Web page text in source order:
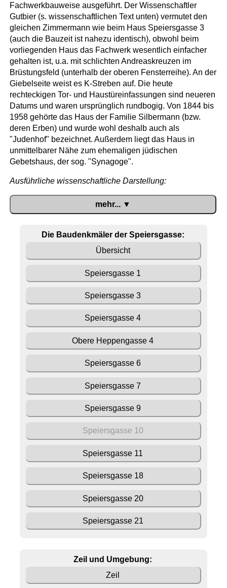
Fachwerkbauweise ausgeführt. Der Wissenschaftler
Gutbier (s. wissenschaftlichen Text unten) vermutet den
gleichen Zimmermann wie beim Haus Speiersgasse 3
(auch die Bauzeit ist nahezu identisch), obwohl beim
vorliegenden Haus das Fachwerk wesentlich einfacher
gehalten ist, u.a. mit schlichten Andreaskreuzen im
Brüstungsfeld (unterhalb der oberen Fensterreihe). An der
Giebelseite weist es K-Streben auf. Die heute
rechteckigen Tor- und Haustüreinfassungen sind neueren
Datums und waren ursprünglich rundbogig. Von 1844 bis
1958 gehörte das Haus der Familie Silbermann (bzw.
deren Erben) und wurde wohl deshalb auch als
"Judenhof" bezeichnet. Außerdem liegt das Haus in
unmittelbarer Nähe zum ehemaligen jüdischen
Gebetshaus, der sog. "Synagoge".
mehr... ▼
Die Baudenkmäler der Speiersgasse:
Übersicht
Speiersgasse 1
Speiersgasse 3
Speiersgasse 4
Obere Heppengasse 4
Speiersgasse 6
Speiersgasse 7
Speiersgasse 9
Speiersgasse 10
Speiersgasse 11
Speiersgasse 18
Speiersgasse 20
Speiersgasse 21
Zeil und Umgebung:
Zeil